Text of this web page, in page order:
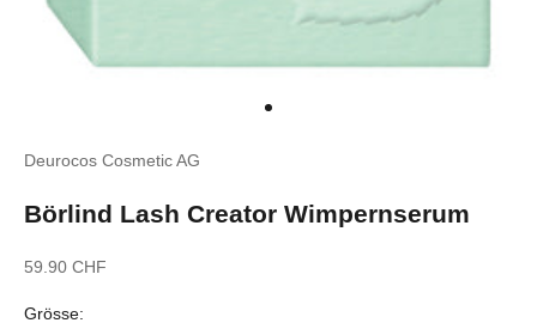
Gehe zu Element 1
Deurocos Cosmetic AG
Börlind Lash Creator Wimpernserum
Angebot
59.90 CHF
Grösse: